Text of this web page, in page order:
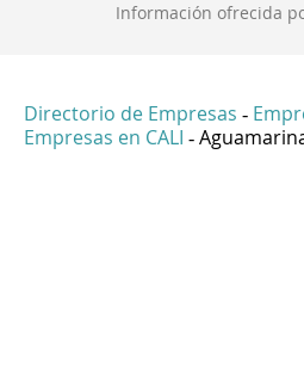
Información ofrecida
Directorio de Empresas -
Empresas en CALI -